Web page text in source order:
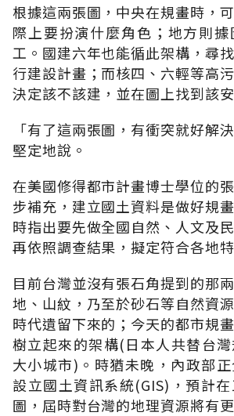
根據這兩張圖，中央在規畫時，
際上要扮演什麼角色；地方則
工。國建六年也能循此架構，尋
行建設計畫；而核四、六輕等高
決定該不該建，並在圖上找到該
「有了這兩張圖，有衝突就好解
堅定地說。
在美國修得都市計畫博士學位的
步補充，建立國土資料是做好規
時指出要先做全國自然、人文及
再依照調查結果，擬定符合各地
目前台灣並沒有張石角提到的那
地、山紋，乃至於砂石等自然資
時代遺留下來的；今天的都市規
樹立起來的架構(日本人共替台
大小城市)。時猶未晚，內政部正
設立國土資訊系統(GIS)，預計
圖，屆時對台灣的地理資源將有